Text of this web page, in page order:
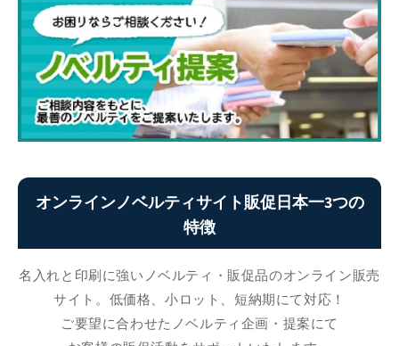
オンラインノベルティサイト販促日本一3つの
特徴
名入れと印刷に強いノベルティ・販促品のオンライン販売
サイト。低価格、小ロット、短納期にて対応！
ご要望に合わせたノベルティ企画・提案にて